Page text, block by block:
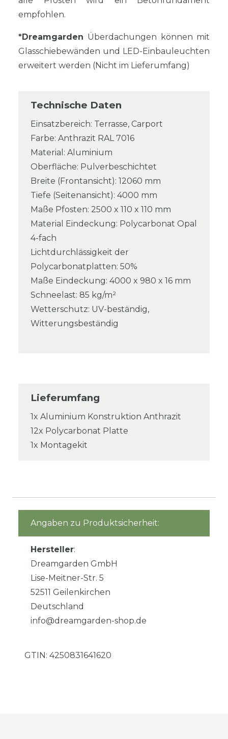
empfohlen.
*Dreamgarden Überdachungen können mit
Glasschiebewänden und LED-Einbauleuchten
erweitert werden (Nicht im Lieferumfang)
Technische Daten
Einsatzbereich: Terrasse, Carport
Farbe: Anthrazit RAL 7016
Material: Aluminium
Oberfläche: Pulverbeschichtet
Breite (Frontansicht): 12060 mm
Tiefe (Seitenansicht): 4000 mm
Maße Pfosten: 2500 x 110 x 110 mm
Material Eindeckung: Polycarbonat Opal
4-fach
Lichtdurchlässigkeit der
Polycarbonatplatten: 50%
Maße Eindeckung: 4000 x 980 x 16 mm
Schneelast: 85 kg/m²
Wetterschutz: UV-beständig,
Witterungsbeständig
Lieferumfang
1x Aluminium Konstruktion Anthrazit
12x Polycarbonat Platte
1x Montagekit
Angaben zu Produktsicherheit:
Hersteller:
Dreamgarden GmbH
Lise-Meitner-Str. 5
52511 Geilenkirchen
Deutschland
info@dreamgarden-shop.de
GTIN: 4250831641620